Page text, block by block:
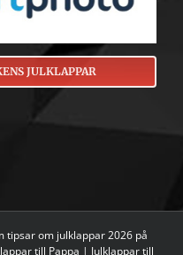
JULKLAPPAR
tipsar om julklappar 2026 på
till Pappa | Julklappar till